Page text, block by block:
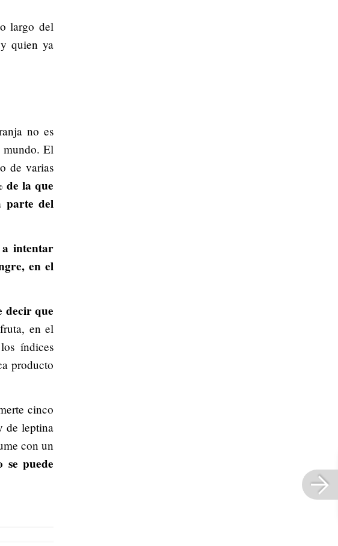
largo del
quien ya
no es
mundo. El
de varias
de la que
parte del
intentar
en el
decir que
en el
índices
producto
cinco
de leptina
con un
se puede